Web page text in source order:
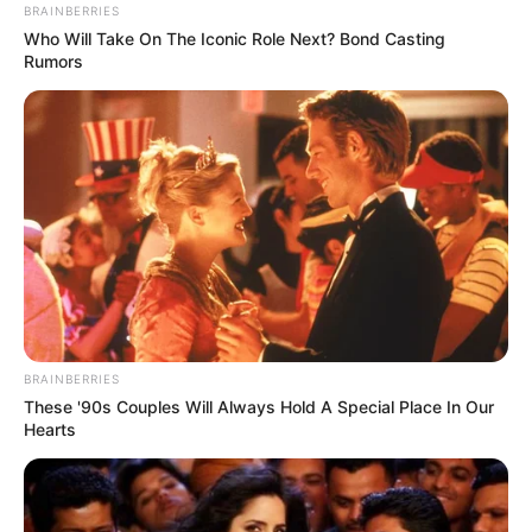
ΕΝΑ ΠΑΡΑΔΕΙΓΜΑ ΤΩΝ ΠΟΣΩΝ ΠΟΥ ΕΔΟΘΗΣΑΝ ΕΙΝΑΙ
ΚΑΙ ΤΟ ΠΑΡΑΚΑΤΩ.
MEGA 380000
STAR 730000
ERT 270000
BRAINBERRIES
Who Will Take On The Iconic Role Next? Bond Casting
Rumors
BRAINBERRIES
These '90s Couples Will Always Hold A Special Place In Our
Hearts